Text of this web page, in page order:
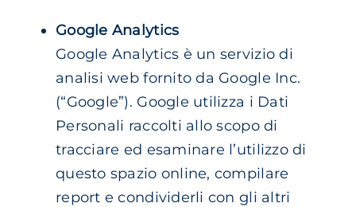
Google Analytics
Google Analytics è un servizio di
analisi web fornito da Google Inc.
(“Google”). Google utilizza i Dati
Personali raccolti allo scopo di
tracciare ed esaminare l’utilizzo di
questo spazio online, compilare
report e condividerli con gli altri